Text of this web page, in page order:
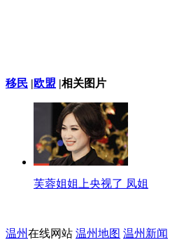
移民 |欧盟 |相关图片
芙蓉姐姐上央视了 凤姐
温州在线网站 温州地图 温州新闻